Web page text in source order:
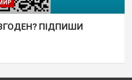
ПІДПИШИ